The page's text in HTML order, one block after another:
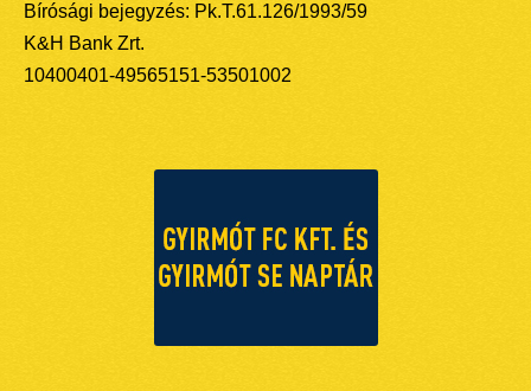
Bírósági bejegyzés: Pk.T.61.126/1993/59
K&H Bank Zrt.
10400401-49565151-53501002